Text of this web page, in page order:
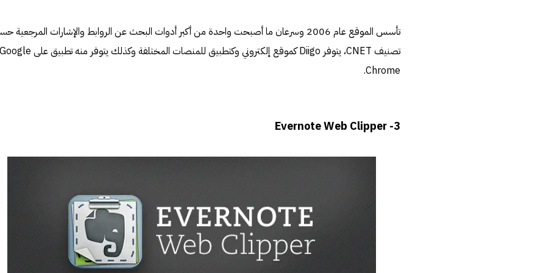
تأسس الموقع عام 2006 وسرعان ما أصبحت واحدة من أكبر أدوات البحث عن الروابط والإشارات المرجعية
تصنيف CNET، يتوفر Diigo كموقع إلكتروني وكتطبيق للمنصات المختلفة وكذلك يتوفر منه تطبيق على Google
Chrome.
3-
Evernote Web Clipper